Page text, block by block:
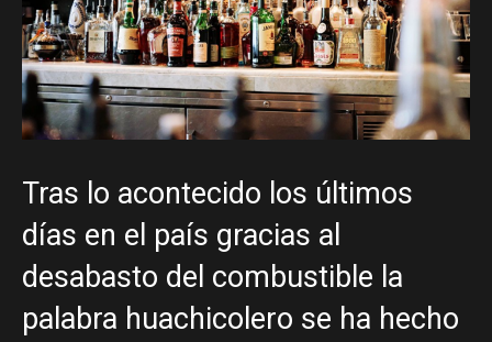
Tras lo acontecido los últimos
días en el país gracias al
desabasto del combustible la
palabra huachicolero se ha hecho